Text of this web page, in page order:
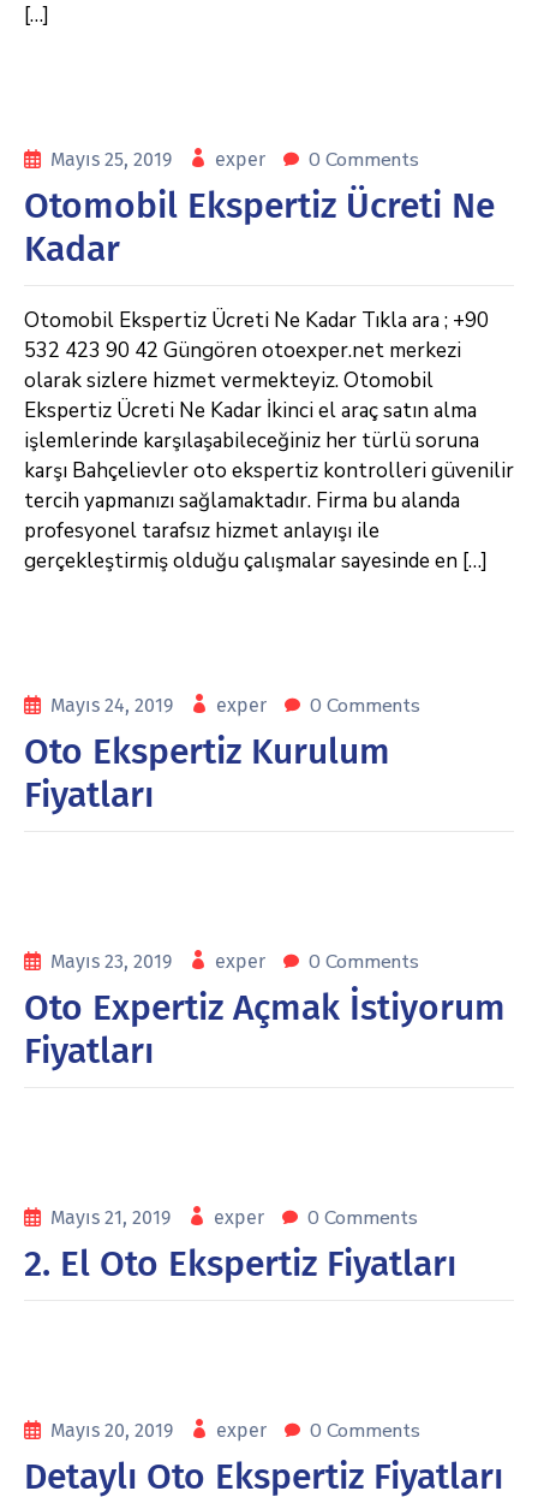
[…]
Mayıs 25, 2019 exper 0 Comments
Otomobil Ekspertiz Ücreti Ne
Kadar
Otomobil Ekspertiz Ücreti Ne Kadar Tıkla ara ; +90
532 423 90 42 Güngören otoexper.net merkezi
olarak sizlere hizmet vermekteyiz. Otomobil
Ekspertiz Ücreti Ne Kadar İkinci el araç satın alma
işlemlerinde karşılaşabileceğiniz her türlü soruna
karşı Bahçelievler oto ekspertiz kontrolleri güvenilir
tercih yapmanızı sağlamaktadır. Firma bu alanda
profesyonel tarafsız hizmet anlayışı ile
gerçekleştirmiş olduğu çalışmalar sayesinde en […]
Mayıs 24, 2019 exper 0 Comments
Oto Ekspertiz Kurulum
Fiyatları
Mayıs 23, 2019 exper 0 Comments
Oto Expertiz Açmak İstiyorum
Fiyatları
Mayıs 21, 2019 exper 0 Comments
2. El Oto Ekspertiz Fiyatları
Mayıs 20, 2019 exper 0 Comments
Detaylı Oto Ekspertiz Fiyatları